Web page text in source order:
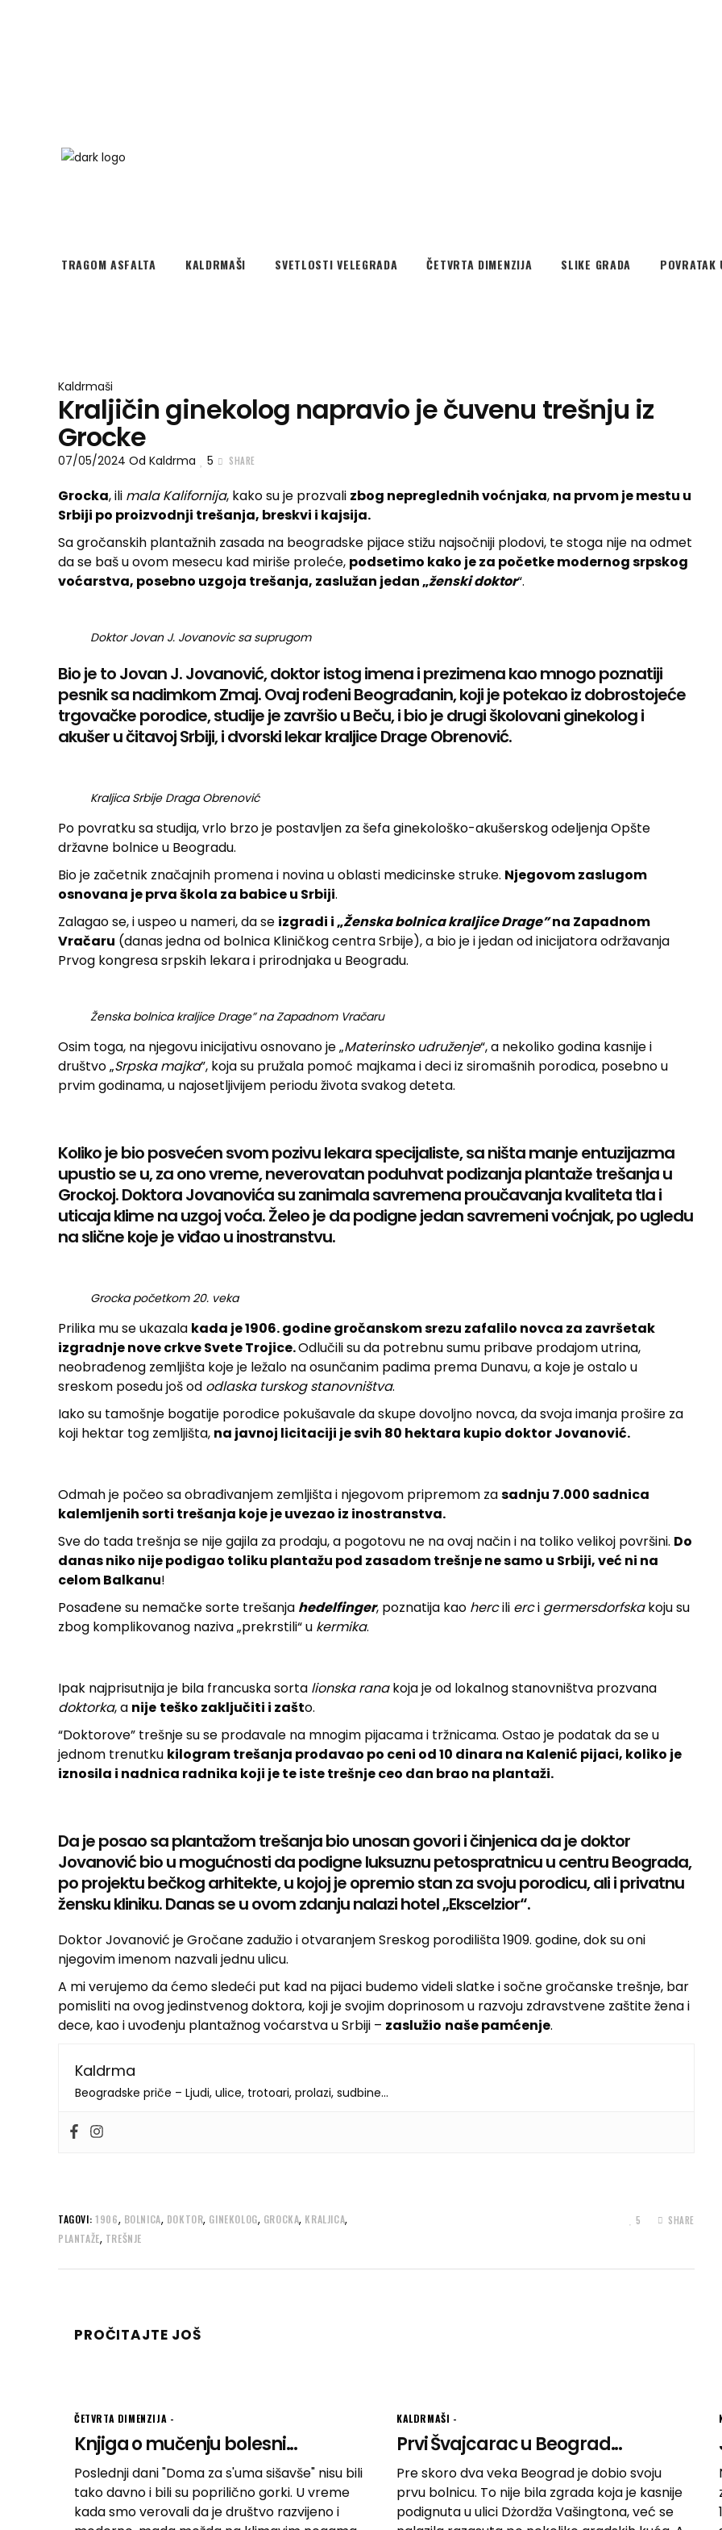
TRAGOM ASFALTA KALDRMAŠI SVETLOSTI VELEGRADA ČETVRTA DIMENZIJA SLIKE GRADA POVRATAK
Kaldrmaši
Kraljičin ginekolog napravio je čuvenu trešnju iz
Grocke
07/05/2024 Od Kaldrma 5 SHARE
Grocka, ili mala Kalifornija, kako su je prozvali zbog nepreglednih voćnjaka, na prvom je mestu u
Srbiji po proizvodnji trešanja, breskvi i kajsija.
Sa gročanskih plantažnih zasada na beogradske pijace stižu najsočniji plodovi, te stoga nije na odmet
da se baš u ovom mesecu kad miriše proleće, podsetimo kako je za početke modernog srpskog
voćarstva, posebno uzgoja trešanja, zaslužan jedan „ženskidoktor“.
Doktor Jovan J. Jovanovic sa suprugom
Bio je to Jovan J. Jovanović, doktor istog imena i prezimena kao mnogo poznatiji
pesnik sa nadimkom Zmaj. Ovaj rođeni Beograđanin, koji je potekao iz dobrostojeće
trgovačke porodice, studije je završio u Beču, i bio je drugi školovani ginekolog i
akušer u čitavoj Srbiji, i dvorski lekar kraljice Drage Obrenović.
Kraljica Srbije Draga Obrenović
Po povratku sa studija, vrlo brzo je postavljen za šefa ginekološko-akušerskog odeljenja Opšte
državne bolnice u Beogradu.
Bio je začetnik značajnih promena i novina u oblasti medicinske struke. Njegovom zaslugom
osnovana je prva škola za babice u Srbiji.
Zalagao se, i uspeo u nameri, da se izgradi i „Ženska bolnicakraljice Drage”na Zapadnom
Vračaru (danas jedna od bolnica Kliničkog centra Srbije), a bio je i jedan od inicijatora održavanja
Prvog kongresa srpskih lekara i prirodnjaka u Beogradu.
Ženska bolnica kraljice Drage” na Zapadnom Vračaru
Osim toga, na njegovu inicijativu osnovano je „Materinsko udruženje“, a nekoliko godina kasnije i
društvo „Srpska majka”, koja su pružala pomoć majkama i deci iz siromašnih porodica, posebno u
prvim godinama, u najosetljivijem periodu života svakog deteta.
Koliko je bio posvećen svom pozivu lekara specijaliste, sa ništa manje entuzijazma
upustio se u, za ono vreme, neverovatan poduhvat podizanja plantaže trešanja u
Grockoj. Doktora Jovanovića su zanimala savremena proučavanja kvaliteta tla i
uticaja klime na uzgoj voća. Želeo je da podigne jedan savremeni voćnjak, po ugledu
na slične koje je viđao u inostranstvu.
Grocka početkom 20. veka
Prilika mu se ukazala kada je 1906. godine gročanskom srezu zafalilo novca za završetak
izgradnje nove crkve Svete Trojice.Odlučili su da potrebnu sumu pribave prodajom utrina,
neobrađenog zemljišta koje je ležalo na osunčanim padima prema Dunavu, a koje je ostalo u
sreskom posedu još od odlaska turskog stanovništva.
Iako su tamošnje bogatije porodice pokušavale da skupe dovoljno novca, da svoja imanja prošire za
koji hektar tog zemljišta, na javnoj licitaciji je svih 80 hektara kupio doktor Jovanović.
Odmah je počeo sa obrađivanjem zemljišta i njegovom pripremom zasadnju 7.000 sadnica
kalemljenih sorti trešanja koje je uvezao iz inostranstva.
Sve do tada trešnja se nije gajila za prodaju, a pogotovu ne na ovaj način i na toliko velikoj površini. Do
danas niko nije podigao toliku plantažu pod zasadom trešnje ne samo u Srbiji, već ni na
celom Balkanu!
Posađene su nemačke sorte trešanja hedelfinger, poznatija kao hercili erci germersdorfskakoju su
zbog komplikovanog naziva „prekrstili“ u kermika.
Ipak najprisutnija je bila francuska sorta lionska ranakoja je od lokalnog stanovništva prozvana
doktorka, a nije teško zaključiti i zašto.
“Doktorove” trešnje su se prodavale na mnogim pijacama i tržnicama. Ostao je podatak da se u
jednom trenutku kilogram trešanja prodavao po ceni od 10 dinara na Kalenić pijaci, koliko je
iznosila i nadnica radnika koji je te iste trešnje ceo dan brao na plantaži.
Da je posao sa plantažom trešanja bio unosan govori i činjenica da je doktor
Jovanović bio u mogućnosti da podigne luksuznu petospratnicu u centru Beograda,
po projektu bečkog arhitekte, u kojoj je opremio stan za svoju porodicu, ali i privatnu
žensku kliniku. Danas se u ovom zdanju nalazi hotel „Ekscelzior“.
Doktor Jovanović je Gročane zadužio i otvaranjem Sreskog porodilišta 1909. godine, dok su oni
njegovim imenom nazvali jednu ulicu.
A mi verujemo da ćemo sledeći put kad na pijaci budemo videli slatke i sočne gročanske trešnje, bar
pomisliti na ovog jedinstvenog doktora, koji je svojim doprinosom u razvoju zdravstvene zaštite žena i
dece, kao i uvođenju plantažnog voćarstva u Srbiji – zaslužio naše pamćenje.
Kaldrma
Beogradske priče – Ljudi, ulice, trotoari, prolazi, sudbine…
TAGOVI: 1906, BOLNICA, DOKTOR, GINEKOLOG, GROCKA, KRALJICA,
PLANTAŽE, TREŠNJE
5 SHARE
PROČITAJTE JOŠ
ČETVRTA DIMENZIJA
Knjiga o mučenju bolesni...
Poslednji dani "Doma za s'uma sišavše" nisu bili
tako davno i bili su poprilično gorki. U vreme
kada smo verovali da je društvo razvijeno i
KALDRMAŠI
Prvi Švajcarac u Beograd...
Pre skoro dva veka Beograd je dobio svoju
prvu bolnicu. To nije bila zgrada koja je kasnije
podignuta u ulici Dżordža Vašingtona, već se